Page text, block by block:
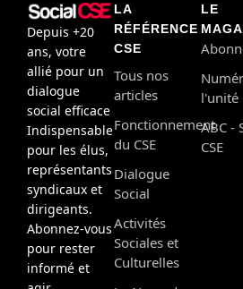
Depuis +20
ans, votre
allié pour un
dialogue
social efficace
Indispensable
pour les élus,
représentants
syndicaux et
dirigeants.
Abonnez-vous
pour rester
informé et
LA
RÉFÉRENCE
CSE
Tous nos
articles
Fonctionnement
du CSE
Dialogue
Social
Activités
Sociales et
Culturelles
LE
l'unité
ABC -
CSE